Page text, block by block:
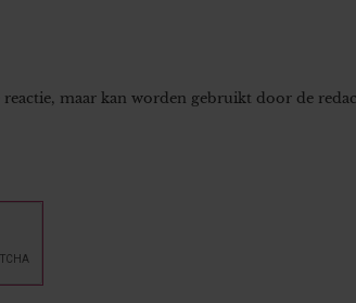
maar kan worden gebruikt door de